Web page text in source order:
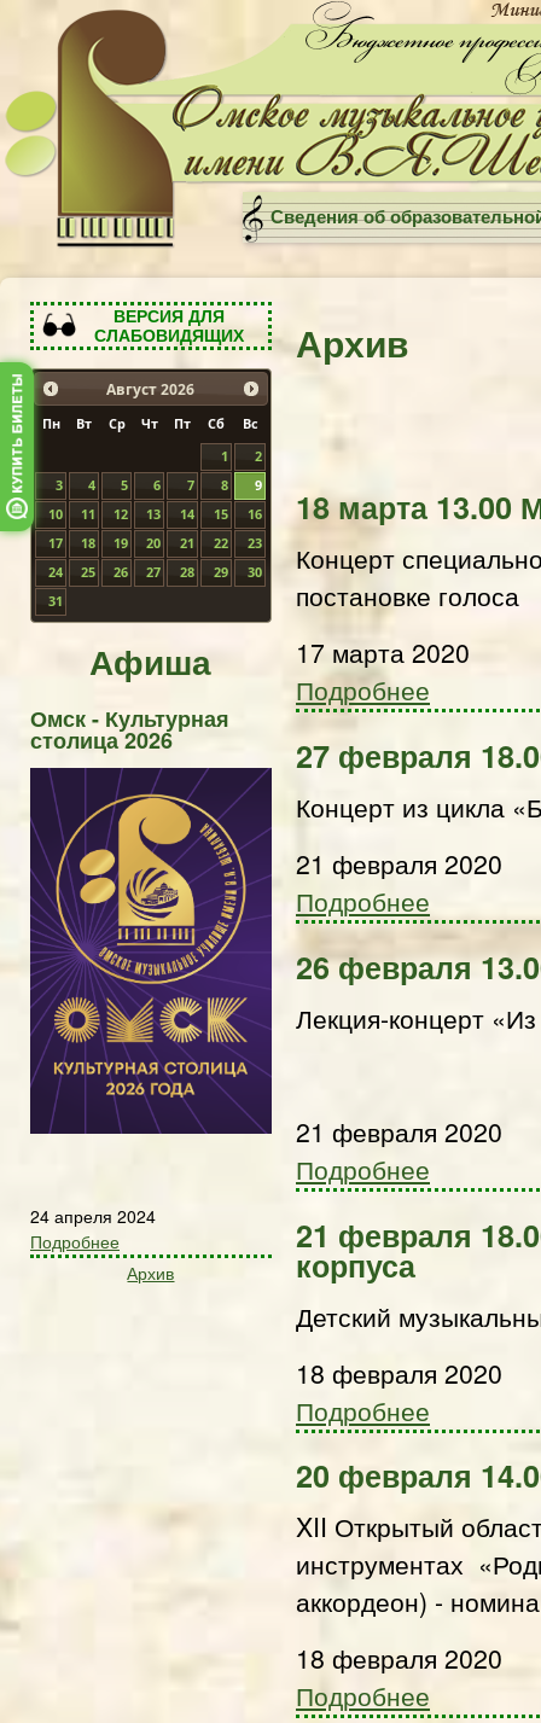
Сведения об
ВЕРСИЯ ДЛЯ
СЛАБОВИДЯЩИХ
Август 2026
Пн Вт Ср Чт Пт Сб
Вс
1
2
3
4 5 6 7 8
9
10
11 12 13 14 15
16
17
18 19 20 21 22
23
24
25 26 27 28 29
30
31
Афиша
Омск - Культурная
столица 2026
24 апреля 2024
Подробнее
Архив
Архив
18 марта 13.00
Концерт
постановке голоса
17 марта 2020
Подробнее
27 февраля
Концерт из цикла
21 февраля 2020
Подробнее
26 февраля
Лекция-концерт
21 февраля 2020
Подробнее
21 февраля
корпуса
Детский
18 февраля 2020
Подробнее
20 февраля
XII Открытый
инструментах
аккордеон) -
18 февраля 2020
Подробнее